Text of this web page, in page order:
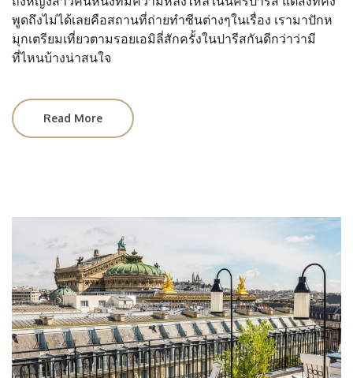
พูดถึงไม่ได้เลยคือสถานที่ถ่ายทำซีนต่างๆในเรื่อง เรามาปักห
มุกเตรียมเที่ยวตามรอยเอมิลี่สักครั้งในปารีสกันดีกว่าว่ามี
ที่ไหนบ้างน่าสนใจ
Read More